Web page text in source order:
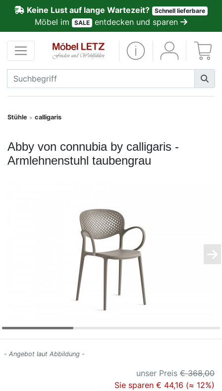
Keine Lust auf lange Wartezeit? Schnell lieferbare
Möbel im SALE entdecken und sparen
Stühle > calligaris
Abby von connubia by calligaris -
Armlehnenstuhl taubengrau
- Angebot laut Abbildung -
unser Preis € 368,00
Sie sparen € 44,16 (≈ 12%)
Kundenmeinungen
Anmelden
PREMIUM
Schnell
SALE
Deals